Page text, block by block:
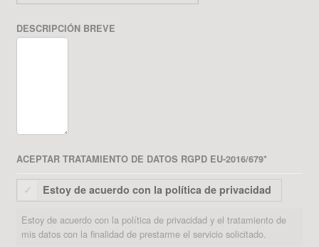
DESCRIPCIÓN BREVE
ACEPTAR TRATAMIENTO DE DATOS RGPD EU-2016/679*
Estoy de acuerdo con la política de privacidad
Estoy de acuerdo con la política de privacidad y el tratamiento de
mis datos con la finalidad de prestarme el servicio solicitado.